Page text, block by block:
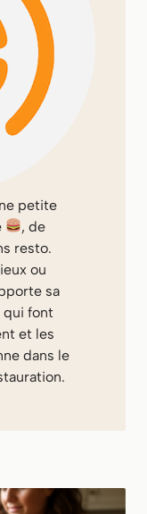
petite
, de
resto.
ou
sa
qui font
et les
dans le